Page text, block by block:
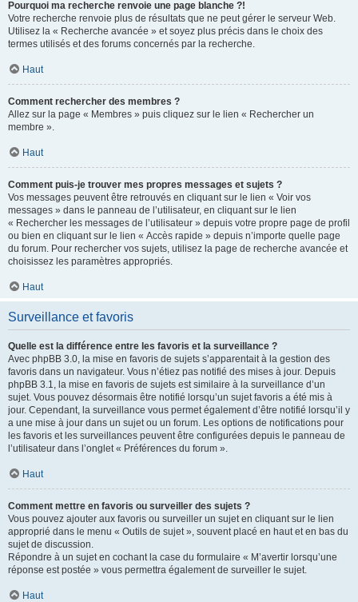
Pourquoi ma recherche renvoie une page blanche ?!
Votre recherche renvoie plus de résultats que ne peut gérer le serveur Web.
Utilisez la « Recherche avancée » et soyez plus précis dans le choix des
termes utilisés et des forums concernés par la recherche.
Haut
Comment rechercher des membres ?
Allez sur la page « Membres » puis cliquez sur le lien « Rechercher un
membre ».
Haut
Comment puis-je trouver mes propres messages et sujets ?
Vos messages peuvent être retrouvés en cliquant sur le lien « Voir vos
messages » dans le panneau de l’utilisateur, en cliquant sur le lien
« Rechercher les messages de l’utilisateur » depuis votre propre page de profil
ou bien en cliquant sur le lien « Accès rapide » depuis n’importe quelle page
du forum. Pour rechercher vos sujets, utilisez la page de recherche avancée et
choisissez les paramètres appropriés.
Haut
Surveillance et favoris
Quelle est la différence entre les favoris et la surveillance ?
Avec phpBB 3.0, la mise en favoris de sujets s’apparentait à la gestion des
favoris dans un navigateur. Vous n’étiez pas notifié des mises à jour. Depuis
phpBB 3.1, la mise en favoris de sujets est similaire à la surveillance d’un
sujet. Vous pouvez désormais être notifié lorsqu’un sujet favoris a été mis à
jour. Cependant, la surveillance vous permet également d’être notifié lorsqu’il y
a une mise à jour dans un sujet ou un forum. Les options de notifications pour
les favoris et les surveillances peuvent être configurées depuis le panneau de
l’utilisateur dans l’onglet « Préférences du forum ».
Haut
Comment mettre en favoris ou surveiller des sujets ?
Vous pouvez ajouter aux favoris ou surveiller un sujet en cliquant sur le lien
approprié dans le menu « Outils de sujet », souvent placé en haut et en bas du
sujet de discussion.
Répondre à un sujet en cochant la case du formulaire « M’avertir lorsqu’une
réponse est postée » vous permettra également de surveiller le sujet.
Haut